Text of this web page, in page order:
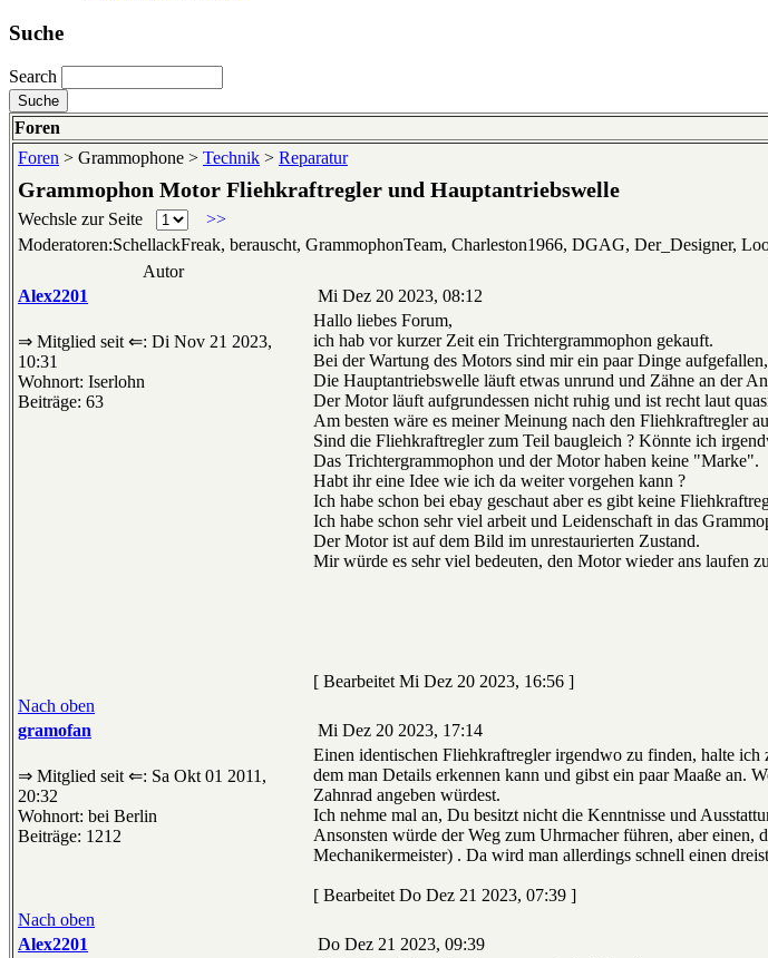
Suche
Search
Foren
Foren > Grammophone > Technik > Reparatur
Grammophon Motor Fliehkraftregler und Hauptantriebswelle
Wechsle zur Seite
>>
Moderatoren:SchellackFreak, berauscht, GrammophonTeam, Charleston1966, DGAG, Der_Designer,
Autor
Alex2201
Mi Dez 20 2023, 08:12
⇒ Mitglied seit ⇐: Di Nov 21 2023,
10:31
Wohnort: Iserlohn
Beiträge: 63
Hallo liebes Forum,
ich hab vor kurzer Zeit ein Trichtergrammophon gekauft.
Bei der Wartung des Motors sind mir ein paar Dinge
Die Hauptantriebswelle läuft etwas unrund und Zähne an der
Der Motor läuft aufgrundessen nicht ruhig und ist recht laut
Am besten wäre es meiner Meinung nach den Fliehkraftregler
Sind die Fliehkraftregler zum Teil baugleich ? Könnte ich
Das Trichtergrammophon und der Motor haben keine "Marke".
Habt ihr eine Idee wie ich da weiter vorgehen kann ?
Ich habe schon bei ebay geschaut aber es gibt keine
Ich habe schon sehr viel arbeit und Leidenschaft in das
Der Motor ist auf dem Bild im unrestaurierten Zustand.
Mir würde es sehr viel bedeuten, den Motor wieder ans laufen
[ Bearbeitet Mi Dez 20 2023, 16:56 ]
Nach oben
gramofan
Mi Dez 20 2023, 17:14
⇒ Mitglied seit ⇐: Sa Okt 01 2011,
20:32
Wohnort: bei Berlin
Beiträge: 1212
Einen identischen Fliehkraftregler irgendwo zu finden, halte
dem man Details erkennen kann und gibst ein paar Maaße an.
Zahnrad angeben würdest.
Ich nehme mal an, Du besitzt nicht die Kenntnisse und
Ansonsten würde der Weg zum Uhrmacher führen, aber einen,
Mechanikermeister) . Da wird man allerdings schnell einen
[ Bearbeitet Do Dez 21 2023, 07:39 ]
Nach oben
Alex2201
Do Dez 21 2023, 09:39